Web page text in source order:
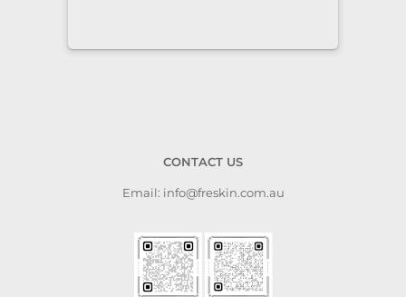
CONTACT US
Email: info@freskin.com.au